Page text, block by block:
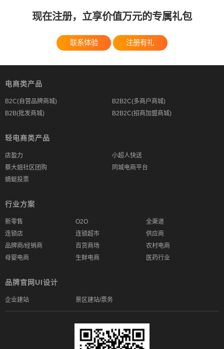
现在注册，立享价值万元的专属礼包
联系体验 注册有礼
电商类产品
B2C(自营品牌商城)
B2B2C(多商户商城)
B2B(批发商城)
B2B2C(招商加盟商城)
轻电商类产品
店盈力
小超人快送
蔡大姐社区团购
同城电商平台
蜻蜓投票
行业方案
新零售 O2O
全渠道
连锁店
连锁超市
供应商
品牌商/经销商
百货商场
农村电商
母婴电商
生鲜电商 医药行业
品牌官网UI设计
企业建站 景区建站/票务